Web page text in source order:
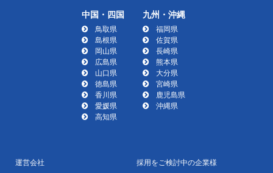
中国・四国
鳥取県
島根県
岡山県
広島県
山口県
徳島県
香川県
愛媛県
高知県
九州・沖縄
福岡県
佐賀県
長崎県
熊本県
大分県
宮崎県
鹿児島県
沖縄県
運営会社 採用をご検討中の企業様